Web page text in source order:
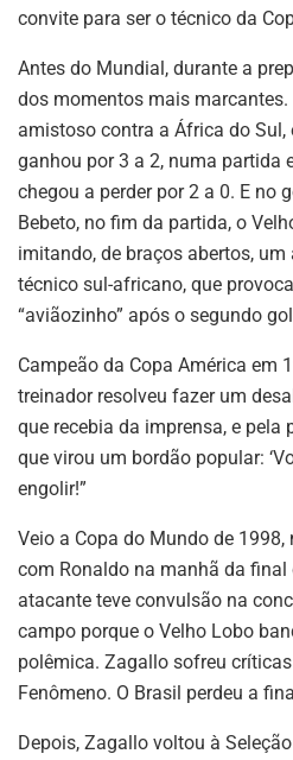
convite para ser o técnico da
Antes do Mundial, durante a
dos momentos mais marcantes.
amistoso contra a África do Sul,
ganhou por 3 a 2, numa partida
chegou a perder por 2 a 0. E no
Bebeto, no fim da partida, o
imitando, de braços abertos,
técnico sul-africano, que
“aviãozinho” após o segundo
Campeão da Copa América em
treinador resolveu fazer um
que recebia da imprensa, e pela
que virou um bordão popular:
engolir!”
Veio a Copa do Mundo de 1998,
com Ronaldo na manhã da
atacante teve convulsão na
campo porque o Velho Lobo
polêmica. Zagallo sofreu
Fenômeno. O Brasil perdeu a
Depois, Zagallo voltou à